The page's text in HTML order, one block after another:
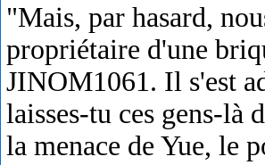
"Mais, par hasard,
propriétaire d'une
JINOM1061. Il s'est
laisses-tu ces gens-là
la menace de Yue, le